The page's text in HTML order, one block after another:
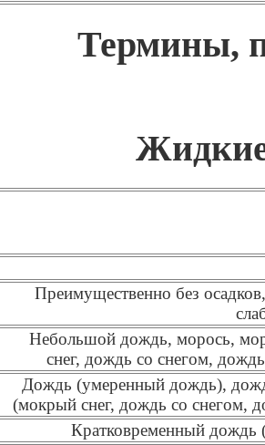
Термины,
Преимущественно без
Небольшой дождь, морось,
снег, дождь со снегом,
Дождь (умеренный дождь),
(мокрый снег, дождь со снегом,
Кратковременный дождь